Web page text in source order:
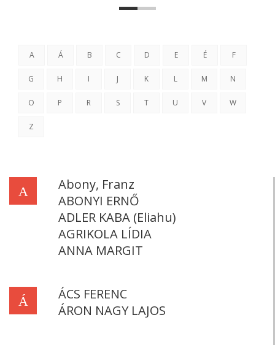
A Á B C D E É F
G H I J K L M N
O P R S T U V W
Z
A
Abony, Franz
ABONYI ERNŐ
ADLER KABA (Eliahu)
AGRIKOLA LÍDIA
ANNA MARGIT
Á
ÁCS FERENC
ÁRON NAGY LAJOS